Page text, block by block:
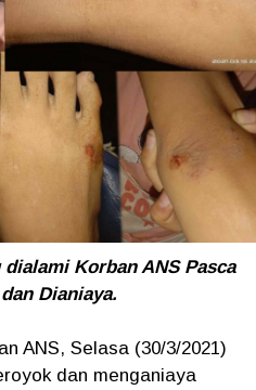
Korban ANS Pasca
Dianiaya.
ANS, Selasa (30/3/2021)
dan menganiaya